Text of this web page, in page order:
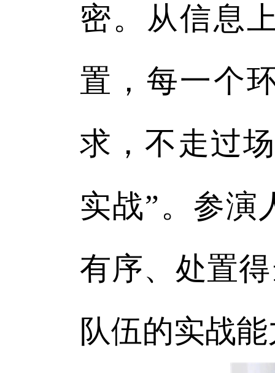
密。从信息
置，每一个
求，不走过
实战”。参演
有序、处置
队伍的实战